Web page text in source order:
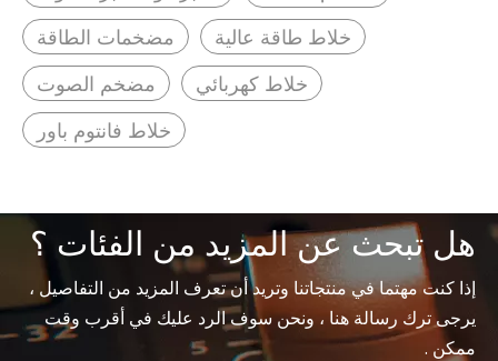
مضخمات الطاقة
خلاط طاقة عالية
مضخم الصوت
خلاط كهربائي
خلاط فانتوم باور
هل تبحث عن المزيد من الفئات ؟
إذا كنت مهتما في منتجاتنا وتريد أن تعرف المزيد من التفاصيل ،
يرجى ترك رسالة هنا ، ونحن سوف الرد عليك في أقرب وقت
ممكن .